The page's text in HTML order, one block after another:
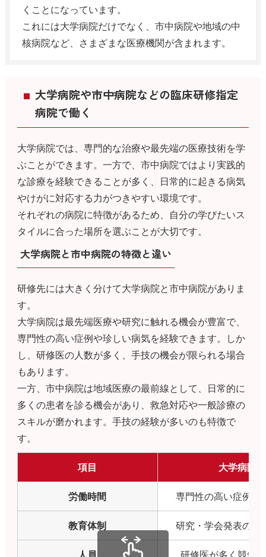
くことになっています。
これには大学病院だけでなく、市中病院や地域の中
核病院など、さまざまな医療機関が含まれます。
大学病院や市中病院などの臨床研修指定
病院で働く
大学病院では、専門的な治療や最先端の医療技術を学
ぶことができます。一方で、市中病院ではより実践的
な診療を経験できることが多く、日常的に起きる病気
やけがに対応する力がつきやすい環境です。
それぞれの病院に特徴があるため、自分の学びたいス
タイルに合った場所を選ぶことが大切です。
大学病院と市中病院の特徴と違い
研修先には大きく分けて大学病院と市中病院がありま
す。
大学病院は最先端医療や研究に触れる機会が豊富で、
専門性の高い症例や珍しい病気を経験できます。しか
し、研修医の人数が多く、手技の機会が限られる場合
もあります。
一方、市中病院は地域医療の最前線として、日常的に
多くの患者を診る機会があり、救急対応や一般診療の
スキルが磨かれます。手技の経験が多いのも特徴で
す。
項目 大学病院
労働時間 専門性の高い症例、
教育体制 研究・学会発表の機